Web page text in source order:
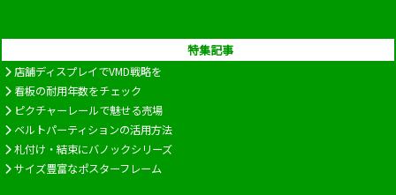
特集記事
店舗ディスプレイでVMD戦略を
看板の耐用年数をチェック
ピクチャーレールで魅せる売場
ベルトパーティションの活用方法
札付け・結束にバノックシリーズ
サイズ豊富なポスターフレーム